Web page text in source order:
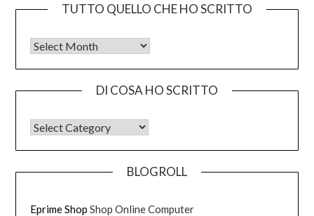
TUTTO QUELLO CHE HO SCRITTO
Tutto quello che ho scritto
DI COSA HO SCRITTO
DI COSA HO SCRITTO
BLOGROLL
Eprime Shop Shop Online Computer